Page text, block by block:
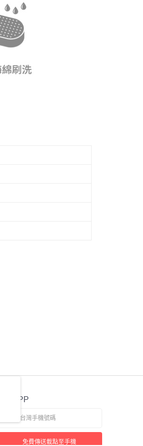
官方APP
免費傳送載點至手機